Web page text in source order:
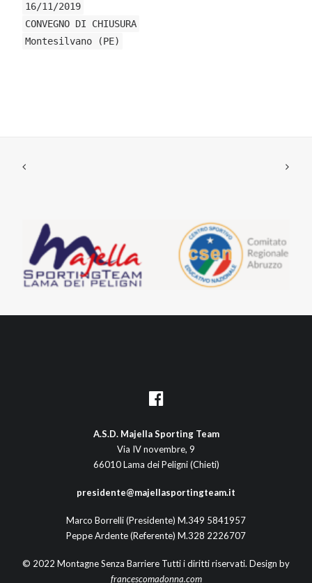
16/11/2019
CONVEGNO DI CHIUSURA
Montesilvano (PE)
A.S.D. Majella Sporting Team
Via IV novembre, 9
66010 Lama dei Peligni (Chieti)
presidente@majellasportingteam.it
Marco Borrelli (Presidente) M.349 5841957
Peppe Ardente (Referente) M.328 2226707
© 2022 Montagne Senza Barriere Tutti i diritti riservati. Design by
francescomadonna.com